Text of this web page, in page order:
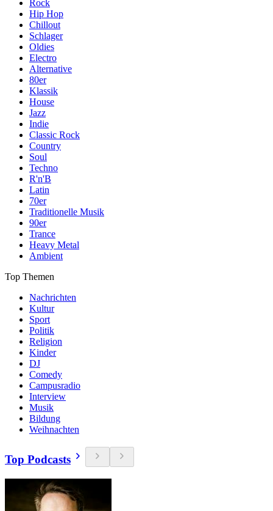
Rock
Hip Hop
Chillout
Schlager
Oldies
Electro
Alternative
80er
Klassik
House
Jazz
Indie
Classic Rock
Country
Soul
Techno
R'n'B
Latin
70er
Traditionelle Musik
90er
Trance
Heavy Metal
Ambient
Top Themen
Nachrichten
Kultur
Sport
Politik
Religion
Kinder
DJ
Comedy
Campusradio
Interview
Musik
Bildung
Weihnachten
Top Podcasts